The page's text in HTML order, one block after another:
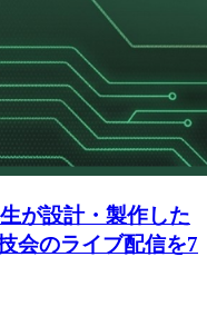
が設計・製作した
会のライブ配信を7